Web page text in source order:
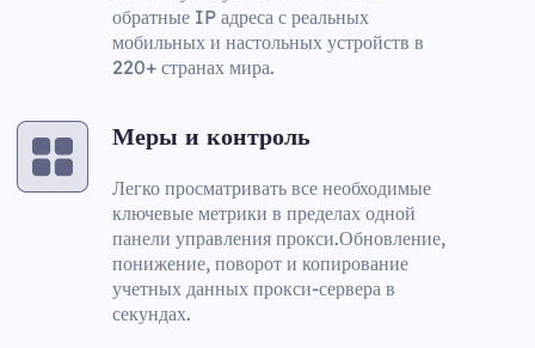
обратные IP адреса с реальных
мобильных и настольных устройств в
220+ странах мира.
Меры и контроль
Легко просматривать все необходимые
ключевые метрики в пределах одной
панели управления прокси.Обновление,
понижение, поворот и копирование
учетных данных прокси-сервера в
секундах.